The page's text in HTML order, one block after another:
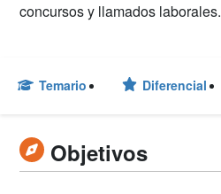
concursos y llamados laborales.
Temario Diferencial
Objetivos